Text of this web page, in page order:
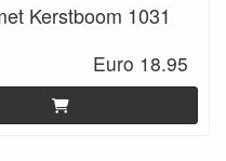
Kerstboom 1031
Euro 18.95